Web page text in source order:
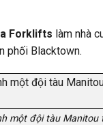
Forklifts làm nhà
phối Blacktown.
một đội tàu Manitou